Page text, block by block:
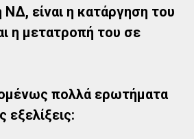
ΝΔ, είναι η κατάργηση του
η μετατροπή του σε
πολλά ερωτήματα
εξελίξεις: